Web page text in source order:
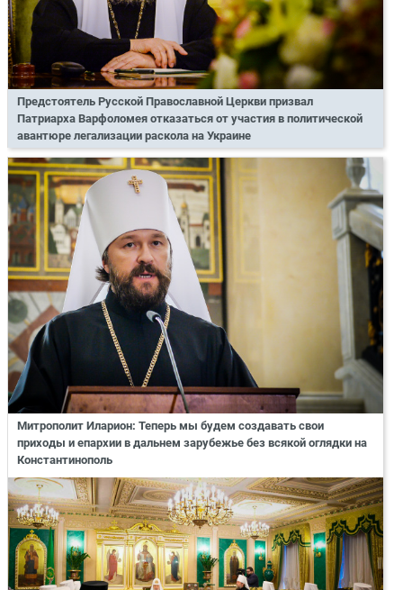
Предстоятель Русской Православной Церкви призвал
Патриарха Варфоломея отказаться от участия в политической
авантюре легализации раскола на Украине
Митрополит Иларион: Теперь мы будем создавать свои
приходы и епархии в дальнем зарубежье без всякой оглядки на
Константинополь